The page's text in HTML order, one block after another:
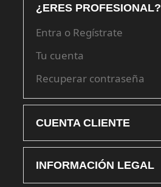
¿ERES PROFESIONAL?
Entra o Regístrate
Tu cuenta
Recuperar contraseña
CUENTA CLIENTE
INFORMACIÓN LEGAL